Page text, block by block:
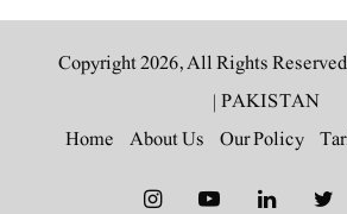
PAKISTAN
|
Our Policy
About Us
Home
Twitter
LinkedIn
YouTube
Instagram